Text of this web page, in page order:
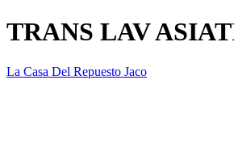
TRANS LAV
La Casa Del Repuesto Jaco